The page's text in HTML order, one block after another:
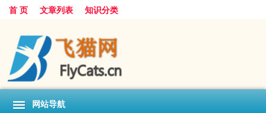
首 页 文章列表 知识分类
网站导航